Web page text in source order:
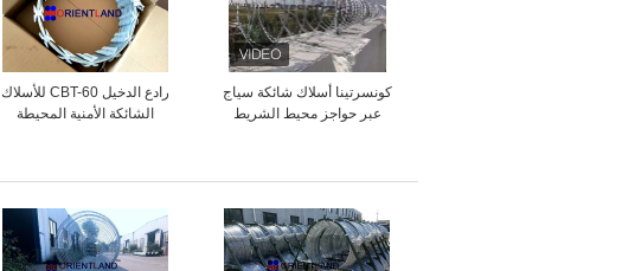
رادع الدخيل CBT-60 للأسلاك
الشائكة الأمنية المحيطة
كونسرتينا أسلاك شائكة سياج
عبر حواجز محيط الشريط